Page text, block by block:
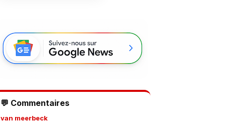
💬 Commentaires
van meerbeck